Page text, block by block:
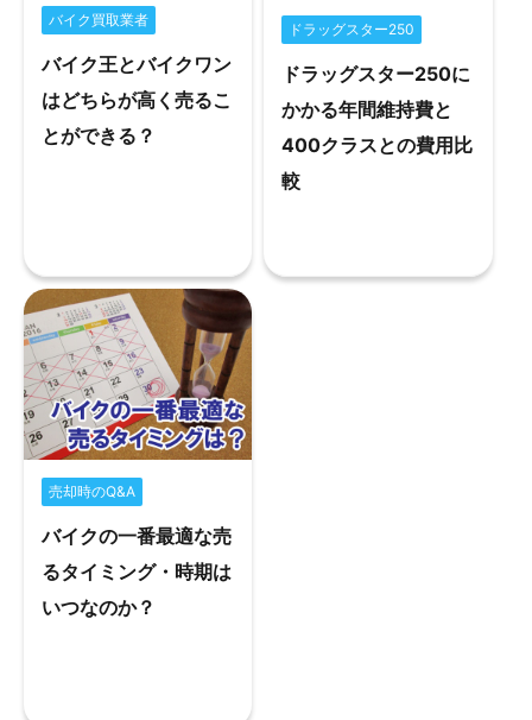
バイク買取業者
バイク王とバイクワン
はどちらが高く売るこ
とができる？
ドラッグスター250
ドラッグスター250に
かかる年間維持費と
400クラスとの費用比
較
売却時のQ&A
バイクの一番最適な売
るタイミング・時期は
いつなのか？